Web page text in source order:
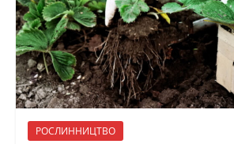
РОСЛИННИЦТВО